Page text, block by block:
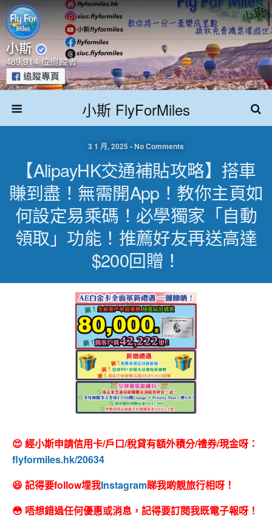
小斯 FlyForMiles
3 1 月, 2025 • No Comments
【AlipayHK交通補貼攻略】搭車
賺到盡！無需開App！教你主頁如
何設定易乘碼！必學獨家「自動
領取」功能！推薦好友再送高達
$200回贈！
😍 經小斯申請信用卡/戶口/稅貸有額外積分/禮券/現金呀：
flyformiles.hk/20634
😆 記得要follow埋我Instagram睇我啲靚旅行相呀！
😳 唔想錯過任何優惠或消息，記得要訂閱我既電子報呀！